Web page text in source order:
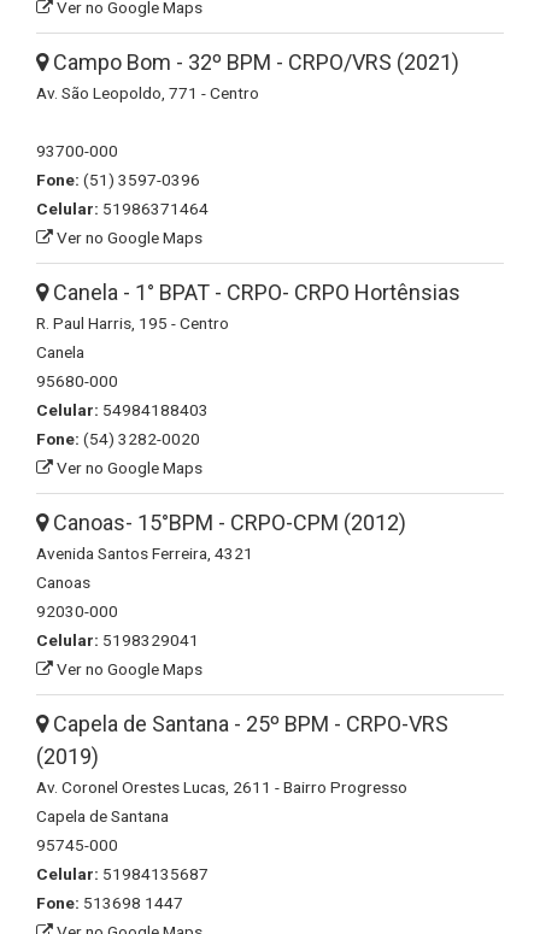
Ver no Google Maps
Campo Bom - 32º BPM - CRPO/VRS (2021)
Av. São Leopoldo, 771 - Centro
93700-000
Fone: (51) 3597-0396
Celular: 51986371464
Ver no Google Maps
Canela - 1° BPAT - CRPO- CRPO Hortênsias
R. Paul Harris, 195 - Centro
Canela
95680-000
Celular: 54984188403
Fone: (54) 3282-0020
Ver no Google Maps
Canoas- 15°BPM - CRPO-CPM (2012)
Avenida Santos Ferreira, 4321
Canoas
92030-000
Celular: 5198329041
Ver no Google Maps
Capela de Santana - 25º BPM - CRPO-VRS
(2019)
Av. Coronel Orestes Lucas, 2611 - Bairro Progresso
Capela de Santana
95745-000
Celular: 51984135687
Fone: 513698 1447